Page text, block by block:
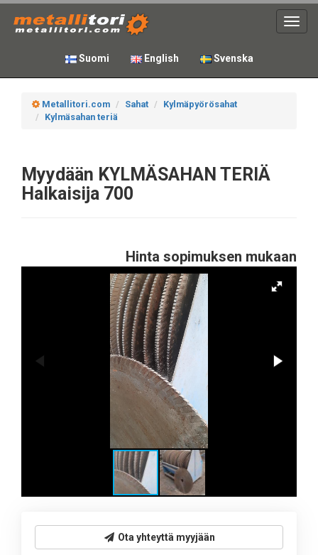
Suomi English Svenska
Metallitori.com Sahat
Kylmäpyörösahat
Kylmäsahan teriä
Myydään KYLMÄSAHAN TERIÄ
Halkaisija 700
Hinta sopimuksen mukaan
Ota yhteyttä myyjään